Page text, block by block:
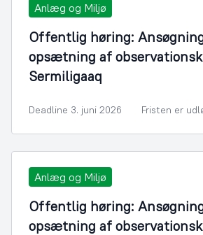
Anlæg og Miljø
Offentlig høring:
opsætning af
Sermiligaaq
Deadline 3. juni 2026 Fristen er
Anlæg og Miljø
Offentlig høring:
opsætning af